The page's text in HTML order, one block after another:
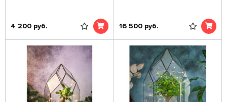
4 200 руб. 16 500 руб.